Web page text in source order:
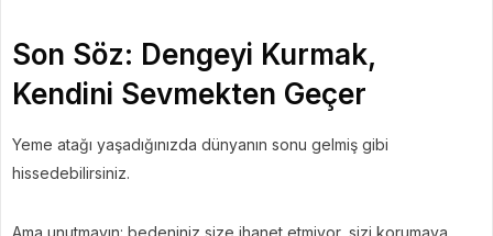
Son Söz: Dengeyi Kurmak,
Kendini Sevmekten Geçer
Yeme atağı yaşadığınızda dünyanın sonu gelmiş gibi
hissedebilirsiniz.
Ama unutmayın: bedeniniz size ihanet etmiyor, sizi korumaya